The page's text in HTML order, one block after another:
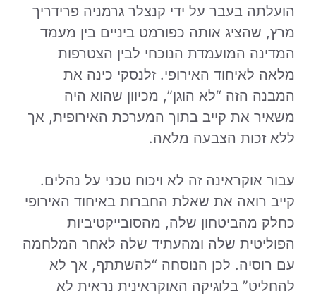
הועלתה בעבר על ידי קנצלר גרמניה פרידריך
מרץ, שהציג אותה כפורמט ביניים בין מעמד
המדינה המועמדת הנוכחי לבין הצטרפות
מלאה לאיחוד האירופי. זלנסקי כינה את
המבנה הזה “לא הוגן”, מכיוון שהוא היה
משאיר את קייב בתוך המערכת האירופית, אך
ללא זכות הצבעה מלאה.
עבור אוקראינה זה לא ויכוח טכני על נהלים.
קייב רואה את שאלת החברות באיחוד האירופי
כחלק מהביטחון שלה, מהסובייקטיביות
הפוליטית שלה ומהעתיד שלה לאחר המלחמה
עם רוסיה. לכן הנוסחה “להשתתף, אך לא
להחליט” בלוגיקה האוקראינית נראית לא